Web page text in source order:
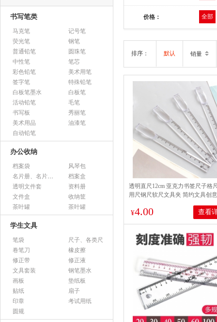
书写笔类
马克笔
记号笔
荧光笔
钢笔
普通铅笔
圆珠笔
中性笔
笔芯
彩色铅笔
美术用笔
签字笔
特殊铅笔
白板笔墨水
白板笔
活动铅笔
毛笔
书写板
秀丽笔
美术用品
油漆笔
自动铅笔
办公收纳
档案袋
风琴包
名片册、名片盒、名片座
档案盒
透明文件套
资料册
文件盒
收纳筐
茶叶罐
茶叶罐
学生文具
笔袋
尺子、各类尺
卷笔刀
橡皮擦
修正带
修正液
文具套装
钢笔墨水
画板
垫纸板
贴纸
扇子
印章
考试用纸
圆规
价格： 全部
排序： 默认 销量
透明直尺12cm 亚克力书签尺子格
用尺钢尺软尺文具夹 简约文具创
¥4.00 查看